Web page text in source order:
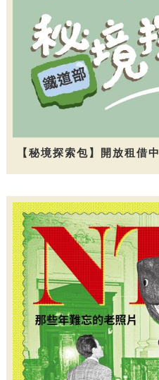
【秘境探索包】開放租借中